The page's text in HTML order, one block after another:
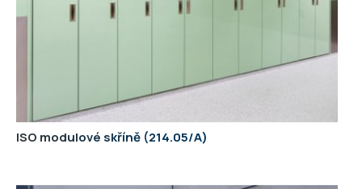
ISO modulové skříně 214.05/A